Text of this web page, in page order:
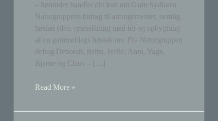
– herunder handler det kun om Grøn Sydhavn
Naturgruppens bidrag til arrangementet, nemlig
høslæt (dvs. græsslåning med le) og opbygning
af en gammeldags høstak mv. Fra Naturgruppen
deltog Deborah, Britta, Helle, Anni, Vagn,
Bjarne og Claus – […]
Indvielse
naturskolen
Read More »